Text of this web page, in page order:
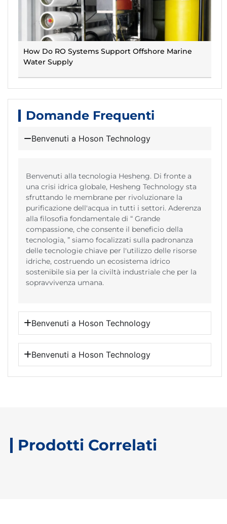
How Do RO Systems Support Offshore Marine
Water Supply
Domande Frequenti
Benvenuti a Hoson Technology
Benvenuti alla tecnologia Hesheng. Di fronte a
una crisi idrica globale, Hesheng Technology sta
sfruttando le membrane per rivoluzionare la
purificazione dell'acqua in tutti i settori. Aderenza
alla filosofia fondamentale di “ Grande
compassione, che consente il beneficio della
tecnologia, ” siamo focalizzati sulla padronanza
delle tecnologie chiave per l'utilizzo delle risorse
idriche, costruendo un ecosistema idrico
sostenibile sia per la civiltà industriale che per la
sopravvivenza umana.
Benvenuti a Hoson Technology
Benvenuti a Hoson Technology
Prodotti Correlati